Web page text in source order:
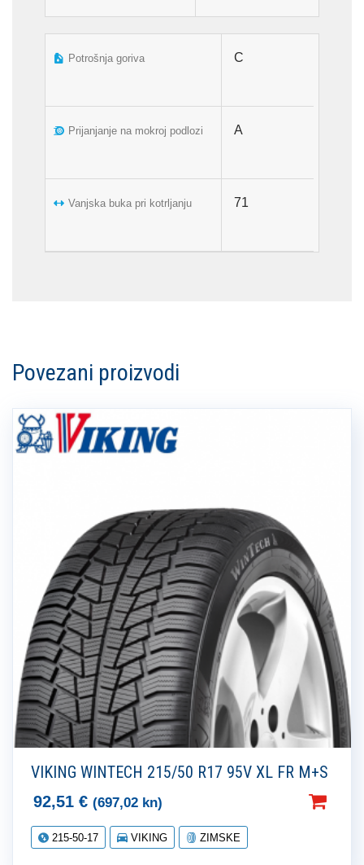
Potrošnja goriva
Prijanjanje na mokroj podlozi
Vanjska buka pri kotrljanju
C
A
71
Povezani proizvodi
VIKING WINTECH 215/50 R17 95V XL FR M+S
92,51 € (697,02 kn)
215-50-17 VIKING ZIMSKE